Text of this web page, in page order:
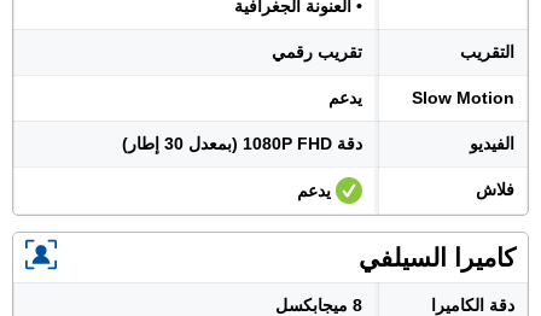
• العنونة الجغرافية
التقريب تقريب رقمي
Slow Motion يدعم
الفيديو دقة 1080P FHD (بمعدل 30 إطار)
فلاش يدعم
كاميرا السيلفي
دقة الكاميرا 8 ميجابكسل